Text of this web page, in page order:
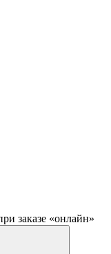
заказе «онлайн»